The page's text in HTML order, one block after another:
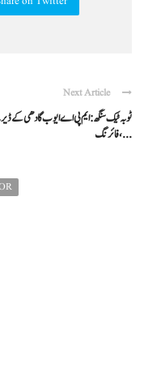
Next Article
ٹوبہ ٹیک سنگھ: ایم پی اے ایوب گادھی کے
فائرنگ، ...